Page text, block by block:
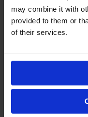
may combine it with
provided to them or
of their services.
SERVICES